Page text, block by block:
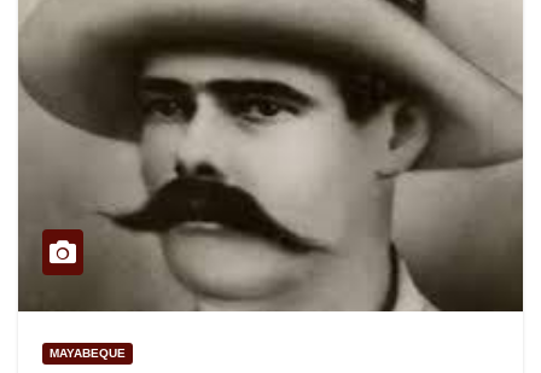
MAYABEQUE